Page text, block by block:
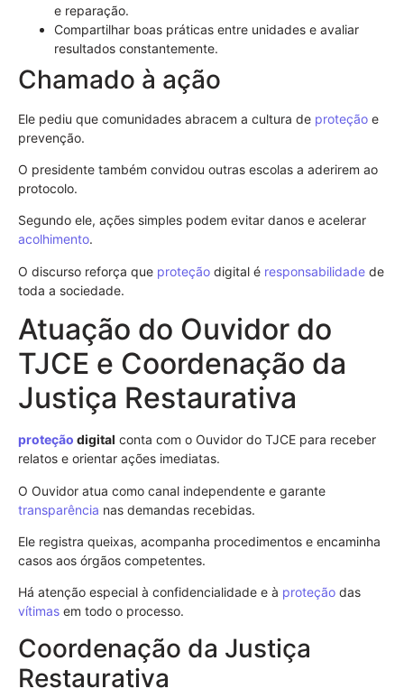
e reparação.
Compartilhar boas práticas entre unidades e avaliar
resultados constantemente.
Chamado à ação
Ele pediu que comunidades abracem a cultura de proteção e
prevenção.
O presidente também convidou outras escolas a aderirem ao
protocolo.
Segundo ele, ações simples podem evitar danos e acelerar
acolhimento.
O discurso reforça que proteção digital é responsabilidade de
toda a sociedade.
Atuação do Ouvidor do
TJCE e Coordenação da
Justiça Restaurativa
proteção digital conta com o Ouvidor do TJCE para receber
relatos e orientar ações imediatas.
O Ouvidor atua como canal independente e garante
transparência nas demandas recebidas.
Ele registra queixas, acompanha procedimentos e encaminha
casos aos órgãos competentes.
Há atenção especial à confidencialidade e à proteção das
vítimas em todo o processo.
Coordenação da Justiça
Restaurativa